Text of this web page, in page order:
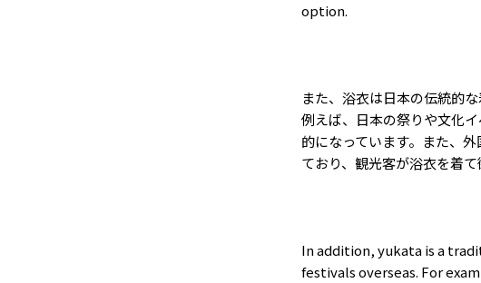
option.
また、浴衣は日本の伝統的
例えば、日本の祭りや文化
的になっています。また、
ており、観光客が浴衣を着
In addition, yukata is a
festivals overseas. For